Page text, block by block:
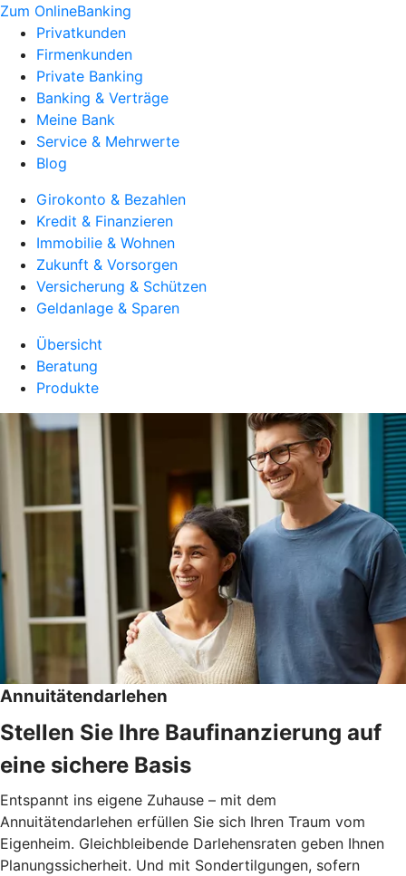
Zum OnlineBanking
Privatkunden
Firmenkunden
Private Banking
Banking & Verträge
Meine Bank
Service & Mehrwerte
Blog
Girokonto & Bezahlen
Kredit & Finanzieren
Immobilie & Wohnen
Zukunft & Vorsorgen
Versicherung & Schützen
Geldanlage & Sparen
Übersicht
Beratung
Produkte
Annuitätendarlehen
Stellen Sie Ihre Baufinanzierung auf
eine sichere Basis
Entspannt ins eigene Zuhause – mit dem
Annuitätendarlehen erfüllen Sie sich Ihren Traum vom
Eigenheim. Gleichbleibende Darlehensraten geben Ihnen
Planungssicherheit. Und mit Sondertilgungen, sofern